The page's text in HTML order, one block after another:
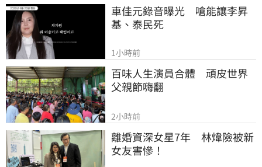
車佳元錄音曝光　嗆能讓李昇
基、泰民死
1小時前
百味人生演員合體　頑皮世界
父親節嗨翻
2小時前
離婚資深女星7年　林煒險被新
女友害慘！